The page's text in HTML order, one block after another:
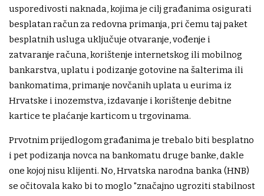
usporedivosti naknada, kojima je cilj građanima osigurati
besplatan račun za redovna primanja, pri čemu taj paket
besplatnih usluga uključuje otvaranje, vođenje i
zatvaranje računa, korištenje internetskog ili mobilnog
bankarstva, uplatu i podizanje gotovine na šalterima ili
bankomatima, primanje novčanih uplata u eurima iz
Hrvatske i inozemstva, izdavanje i korištenje debitne
kartice te plaćanje karticom u trgovinama.
Prvotnim prijedlogom građanima je trebalo biti besplatno
i pet podizanja novca na bankomatu druge banke, dakle
one kojoj nisu klijenti. No, Hrvatska narodna banka (HNB)
se očitovala kako bi to moglo "značajno ugroziti stabilnost